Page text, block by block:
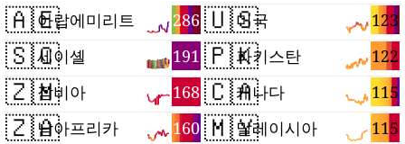
🇦🇪 286
아랍에미리트
🇸🇨 191
세이셸
🇿🇲 168
잠비아
🇿🇦 160
남아프리카
🇺🇸 123
미국
🇵🇰 122
파키스탄
🇨🇦 115
캐나다
🇲🇾 115
말레이시아